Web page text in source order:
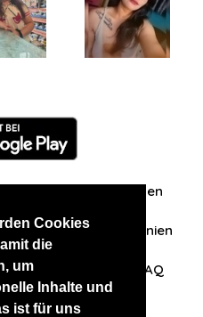
Cookies
die
um
Inhalte und
ist für uns
Zuschriften/Erfahrungen
Datenschutzrichtlinien
auf FAQ